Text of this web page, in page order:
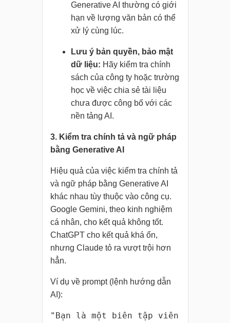
Generative AI thường có giới
hạn về lượng văn bản có thể
xử lý cùng lúc.
Lưu ý bản quyền, bảo mật
dữ liệu: Hãy kiểm tra chính
sách của công ty hoặc trường
học về việc chia sẻ tài liệu
chưa được công bố với các
nền tảng AI.
3. Kiểm tra chính tả và ngữ pháp
bằng Generative AI
Hiệu quả của việc kiểm tra chính tả
và ngữ pháp bằng Generative AI
khác nhau tùy thuộc vào công cụ.
Google Gemini, theo kinh nghiệm
cá nhân, cho kết quả không tốt.
ChatGPT cho kết quả khá ổn,
nhưng Claude tỏ ra vượt trội hơn
hẳn.
Ví dụ về prompt (lệnh hướng dẫn
AI):
"Bạn là một biên tập viên